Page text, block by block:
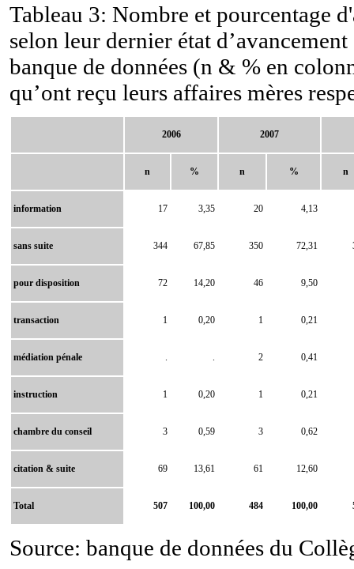
Tableau 3: Nombre et pourcentage
selon leur dernier état
banque de données (n & % en
qu’ont reçu leurs affaires mères
2006 2007
n % n % n
information 17 3,35 20 4,13
sans suite 344 67,85 350 72,31
pour disposition 72 14,20 46 9,50
transaction 1 0,20 1 0,21
médiation pénale 2 0,41
instruction 1 0,20 1 0,21
chambre du conseil 3 0,59 3 0,62
citation & suite 69 13,61 61 12,60
Total 507 100,00 484 100,00
Source: banque de données du